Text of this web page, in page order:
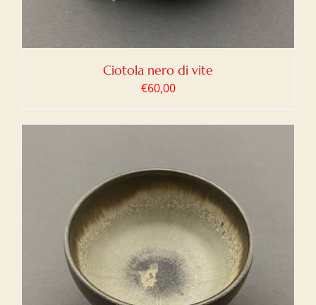
Ciotola nero di vite
€60,00